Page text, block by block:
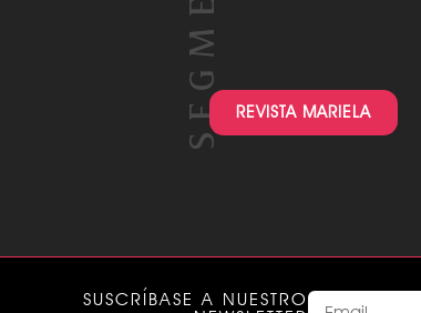
REVISTA MARIELA
SUSCRÍBASE A NUESTRO